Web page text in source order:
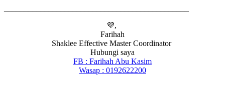
💜,
Farihah
Shaklee Effective Master Coordinator
Hubungi saya
FB : Farihah Abu Kasim
Wasap : 0192622200